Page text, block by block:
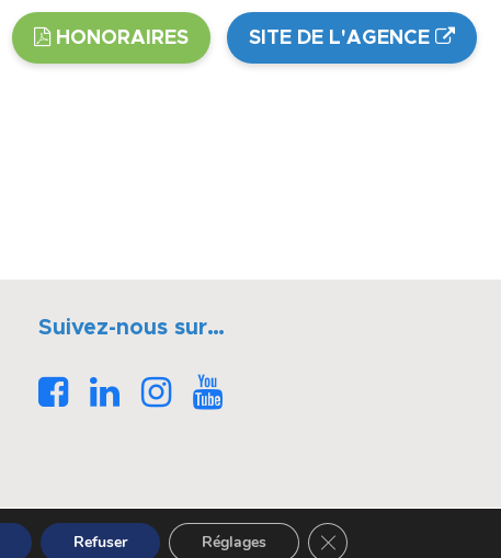
HONORAIRES SITE DE L'AGENCE
Suivez-nous sur…
Réalisé par OASIS Projet
Refuser Réglages Fermer la bannière des